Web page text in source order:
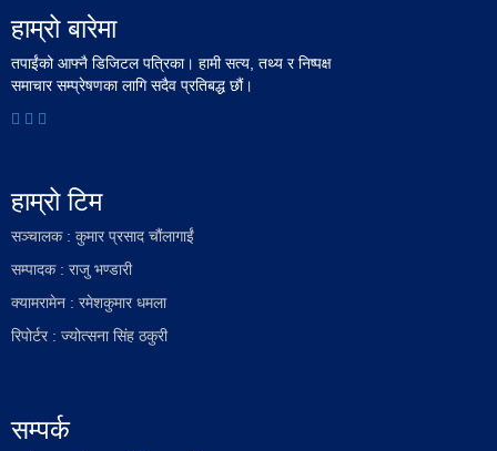
हाम्रो बारेमा
तपाईंको आफ्नै डिजिटल पत्रिका। हामी सत्य, तथ्य र निष्पक्ष
समाचार सम्प्रेषणका लागि सदैव प्रतिबद्ध छौं।
हाम्रो टिम
सञ्चालक : कुमार प्रसाद चौंलागाईं
सम्पादक : राजु भण्डारी
क्यामरामेन : रमेशकुमार धमला
रिपोर्टर : ज्योत्सना सिंह ठकुरी
सम्पर्क